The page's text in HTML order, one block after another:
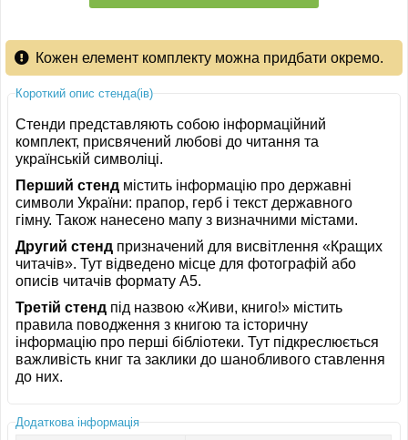
Кожен елемент комплекту можна придбати окремо.
Короткий опис стенда(ів)
Стенди представляють собою інформаційний
комплект, присвячений любові до читання та
українській символіці.
Перший стенд містить інформацію про державні
символи України: прапор, герб і текст державного
гімну. Також нанесено мапу з визначними містами.
Другий стенд призначений для висвітлення «Кращих
читачів». Тут відведено місце для фотографій або
описів читачів формату A5.
Третій стенд під назвою «Живи, книго!» містить
правила поводження з книгою та історичну
інформацію про перші бібліотеки. Тут підкреслюється
важливість книг та заклики до шанобливого ставлення
до них.
Додаткова інформація